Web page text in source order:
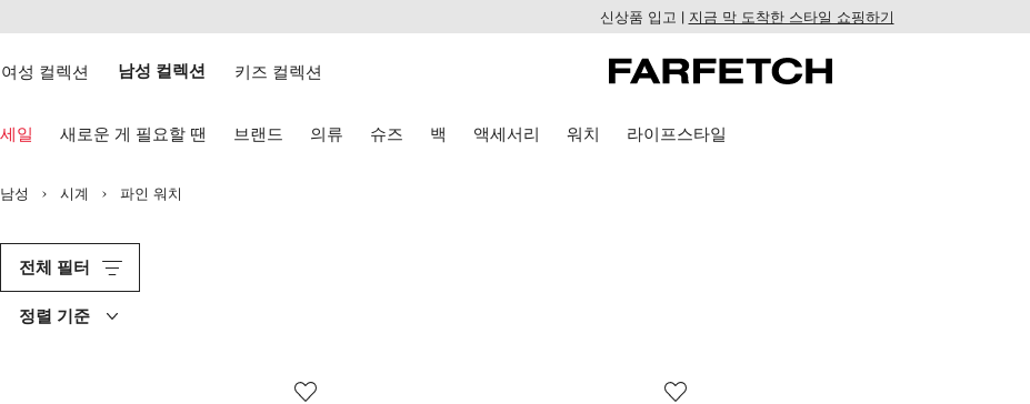
건
너
기
웹
근
신상품 입고 | 지금 막 도착한 스타일 쇼핑하기
여성 컬렉션 남성 컬렉션 키즈 컬렉션
세일 새로운 게 필요할 땐 브랜드 의류 슈즈 백 액세서리 워치 라이프스타일
남성 시계 파인 워치
전체 필터
정렬 기준